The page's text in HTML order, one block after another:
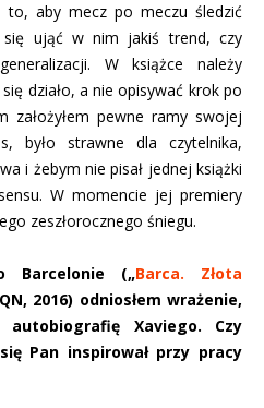
aby mecz po meczu śledzić
ująć w nim jakiś trend, czy
W książce należy
działo, a nie opisywać krok po
założyłem pewne ramy swojej
było strawne dla czytelnika,
i żebym nie pisał jednej książki
W momencie jej premiery
zeszłorocznego śniegu.
Barcelonie („Barca. Złota
2016) odniosłem wrażenie,
Xaviego. Czy
Pan inspirował przy pracy